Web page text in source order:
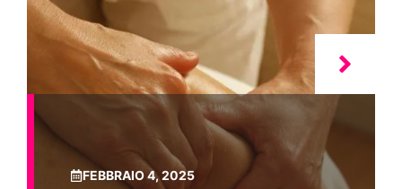
FEBBRAIO 4, 2025